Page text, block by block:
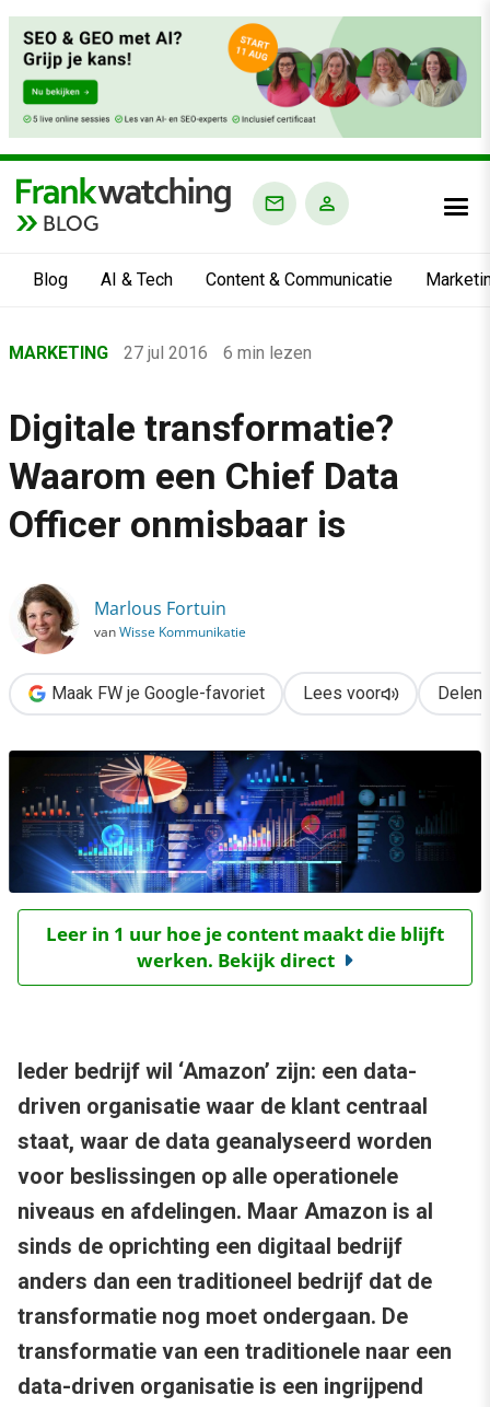
BLOG
Blog AI & Tech Content & Communicatie
›
›
Marketing
›
Digitale transformatie? Waarom een Chief Data Officer
MARKETING 27 jul 2016 6 min lezen
Digitale transformatie?
Waarom een Chief Data
Officer onmisbaar is
Marlous Fortuin
vanWisse Kommunikatie
Maak FW je Google-favoriet Lees voor Delen
Leer in 1 uur hoe je content maakt die blijft
werken. Bekijk direct
Ieder bedrijf wil ‘Amazon’ zijn: een data-
driven organisatie waar de klant centraal
staat, waar de data geanalyseerd worden
voor beslissingen op alle operationele
niveaus en afdelingen. Maar Amazon is al
sinds de oprichting een digitaal bedrijf
anders dan een traditioneel bedrijf dat de
transformatie nog moet ondergaan. De
transformatie van een traditionele naar een
data-driven organisatie is een ingrijpend